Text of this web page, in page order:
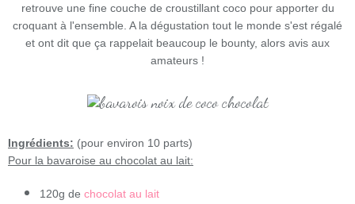
retrouve une fine couche de croustillant coco pour apporter du
croquant à l'ensemble. A la dégustation tout le monde s'est régalé
et ont dit que ça rappelait beaucoup le bounty, alors avis aux
amateurs !
Ingrédients: (pour environ 10 parts)
Pour la bavaroise au chocolat au lait:
120g de chocolat au lait